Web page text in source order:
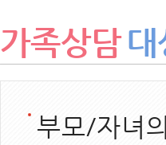
가족상담대
부모/자녀